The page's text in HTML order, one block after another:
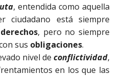
, entendida como aquella
ciudadano está siempre
derechos, pero no siempre
sus obligaciones.
nivel de conflictividad,
en los que las